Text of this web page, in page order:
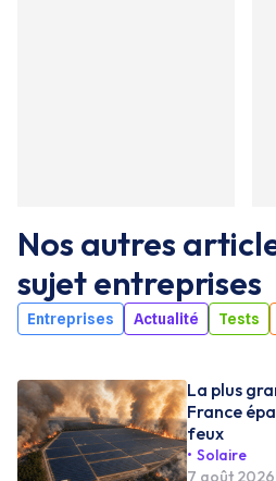
Nos autres
sujetentreprises
Entreprises Actualité Tests
La plus
France
feux
Solaire
7 août 2026